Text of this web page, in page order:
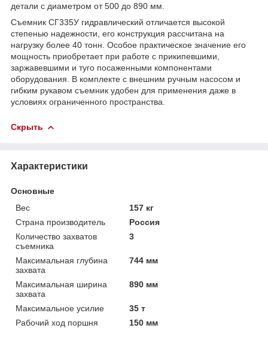
детали с диаметром от 500 до 890 мм.
Съемник СГ335У гидравлический отличается высокой
степенью надежности, его конструкция рассчитана на
нагрузку более 40 тонн. Особое практическое значение его
мощность приобретает при работе с прикипевшими,
заржавевшими и туго посаженными компонентами
оборудования. В комплекте с внешним ручным насосом и
гибким рукавом съемник удобен для применения даже в
условиях ограниченного пространства.
Скрыть
Характеристики
Основные
Вес
157 кг
Страна производитель
Россия
Количество захватов
съемника
3
Максимальная глубина
захвата
744 мм
Максимальная ширина
захвата
890 мм
Максимальное усилие
35 т
Рабочий ход поршня
150 мм